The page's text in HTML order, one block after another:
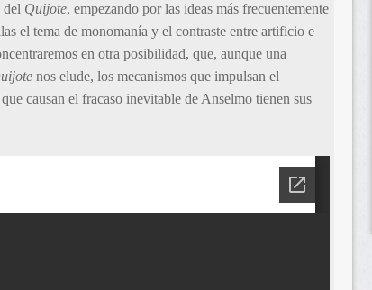
del Quijote, empezando por las ideas más frecuentemente
el tema de monomanía y el contraste entre artificio e
en otra posibilidad, que, aunque una
nos elude, los mecanismos que impulsan el
causan el fracaso inevitable de Anselmo tienen sus